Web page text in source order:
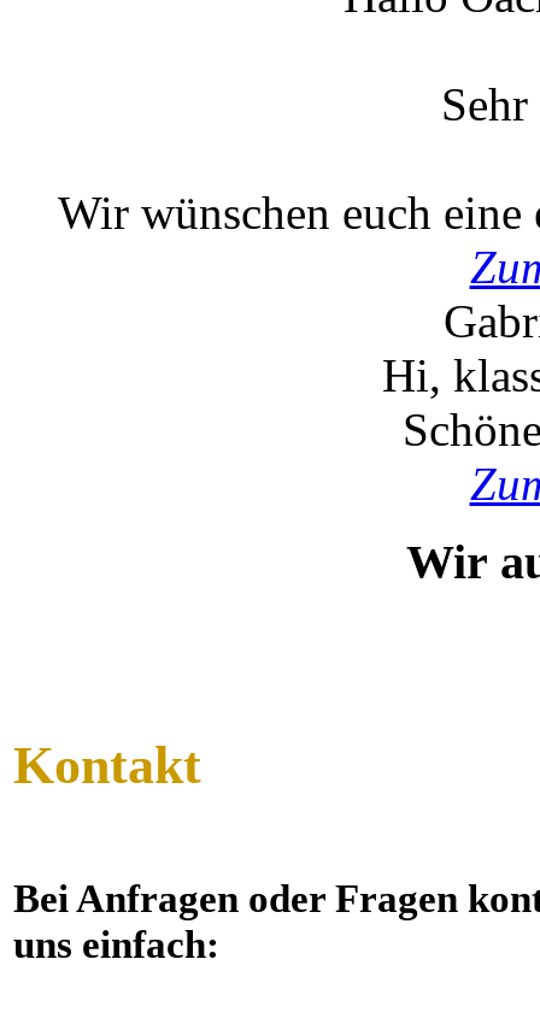
Wir wünschen euch
Hi,
Wir
Kontakt
Bei Anfragen oder Fragen
uns einfach: